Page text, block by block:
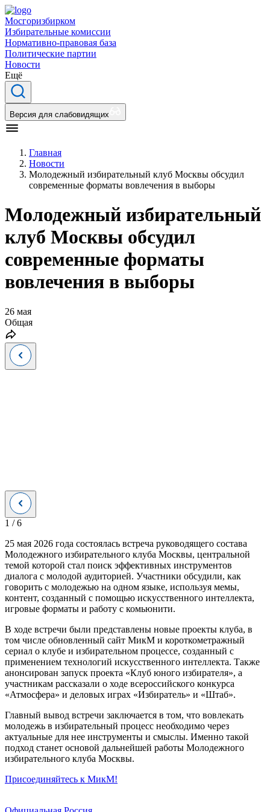
Мосгоризбирком
Избирательные комиссии
Нормативно-правовая база
Политические партии
Новости
Ещё
Версия для слабовидящих
Главная
Новости
Молодежный избирательный клуб Москвы обсудил
современные форматы вовлечения в выборы
Молодежный избирательный
клуб Москвы обсудил
современные форматы
вовлечения в выборы
26 мая
Общая
1 /6
25 мая 2026 года состоялась встреча руководящего состава
Молодежного избирательного клуба Москвы, центральной
темой которой стал поиск эффективных инструментов
диалога с молодой аудиторией. Участники обсудили, как
говорить с молодежью на одном языке, используя мемы,
контент, созданный с помощью искусственного интеллекта,
игровые форматы и работу с комьюнити.
В ходе встречи были представлены новые проекты клуба, в
том числе обновленный сайт МикМ и короткометражный
сериал о клубе и избирательном процессе, созданный с
применением технологий искусственного интеллекта. Также
анонсирован запуск проекта «Клуб юного избирателя», а
участникам рассказали о ходе всероссийского конкурса
«Атмосфера» и деловых играх «Избиратель» и «Штаб».
Главный вывод встречи заключается в том, что вовлекать
молодежь в избирательный процесс необходимо через
актуальные для нее инструменты и смыслы. Именно такой
подход станет основой дальнейшей работы Молодежного
избирательного клуба Москвы.
Присоединяйтесь к МикМ!